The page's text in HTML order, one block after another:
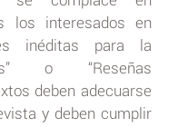
los interesados en
inéditas para la
o “Reseñas
deben adecuarse
y deben cumplir